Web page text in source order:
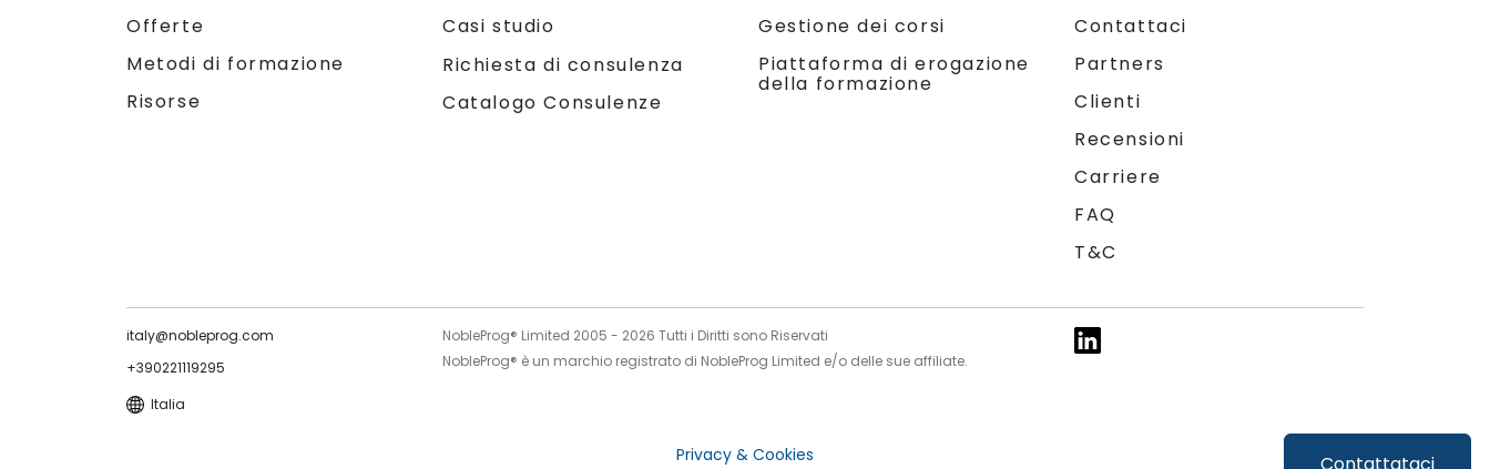
Offerte
Metodi di formazione
Risorse
Casi studio
Richiesta di consulenza
Catalogo Consulenze
Gestione dei corsi
Piattaforma di erogazione
della formazione
Contattaci
Partners
Clienti
Recensioni
Carriere
FAQ
T&C
italy@nobleprog.com
+390221119295
Italia
NobleProg® Limited 2005 - 2026 Tutti i Diritti sono Riservati
NobleProg® è un marchio registrato di NobleProg Limited e/o delle sue affiliate.
Privacy & Cookies